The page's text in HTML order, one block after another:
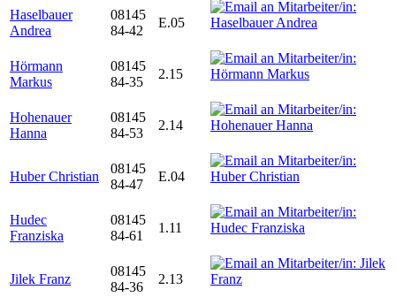
Haselbauer
Andrea
08145
84-42
E.05
Hörmann
Markus
08145
84-35
2.15
Hohenauer
Hanna
08145
84-53
2.14
Huber Christian
08145
84-47
E.04
Hudec
Franziska
08145
84-61
1.11
Jilek Franz
08145
84-36
2.13